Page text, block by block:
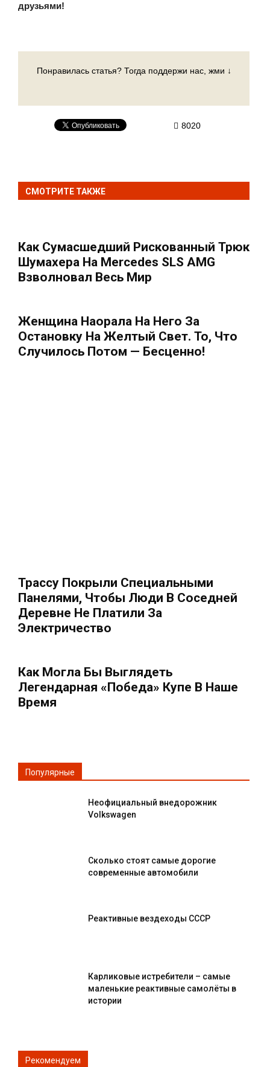
друзьями!
Понравилась статья? Тогда поддержи нас, жми ↓
8020
СМОТРИТЕ ТАКЖЕ
Как Сумасшедший Рискованный Трюк
Шумахера На Mercedes SLS AMG
Взволновал Весь Мир
Женщина Наорала На Него За
Остановку На Желтый Свет. То, Что
Случилось Потом — Бесценно!
Трассу Покрыли Специальными
Панелями, Чтобы Люди В Соседней
Деревне Не Платили За
Электричество
Как Могла Бы Выглядеть
Легендарная «Победа» Купе В Наше
Время
Популярные
Неофициальный внедорожник
Volkswagen
Сколько стоят самые дорогие
современные автомобили
Реактивные вездеходы СССР
Карликовые истребители – самые
маленькие реактивные самолёты в
истории
Рекомендуем